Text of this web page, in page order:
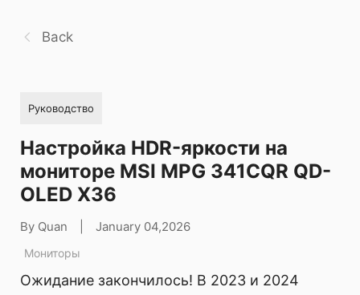
Back
Руководство
Настройка HDR-яркости на
мониторе MSI MPG 341CQR QD-
OLED X36
By Quan January 04,2026
Мониторы
Ожидание закончилось! В 2023 и 2024